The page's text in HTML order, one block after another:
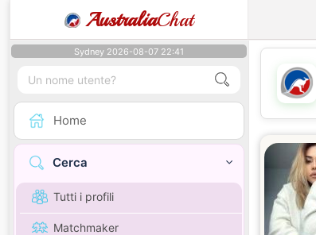
AustraliaChat
Sydney 2026-08-07 22:41
Home
Cerca
Tutti i profili
Matchmaker